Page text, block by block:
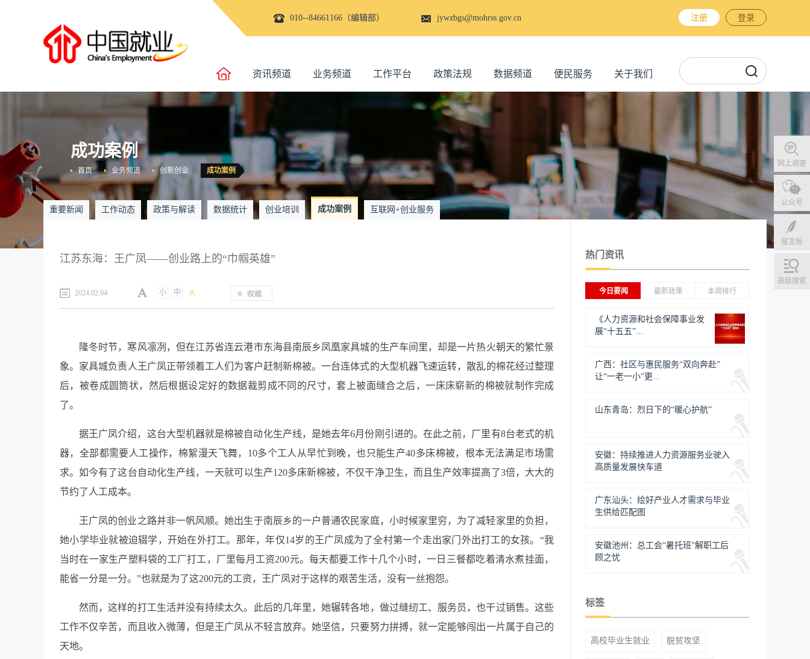
010--84661166（编辑部） jywzbgs@mohrss.gov.cn 注册 登录
资讯频道 业务频道 工作平台 政策法规 数据频道 便民服务 关于我们
网上调查
公众号
留言板
高级搜索
成功案例
成功案例
创新创业
业务频道
首页
重要新闻 工作动态 政策与解读 数据统计 创业培训 成功案例 互联网+创业服务
江苏东海：王广凤——创业路上的“巾帼英雄”
2024.02.04 小 中 大
隆冬时节，寒风凛冽，但在江苏省连云港市东海县南辰乡凤凰家具城的生产车间里，却是一片热火朝天的繁忙景
象。家具城负责人王广凤正带领着工人们为客户赶制新棉被。一台连体式的大型机器飞速运转，散乱的棉花经过整理
后，被卷成圆筒状，然后根据设定好的数据裁剪成不同的尺寸，套上被面缝合之后，一床床崭新的棉被就制作完成
了。
据王广凤介绍，这台大型机器就是棉被自动化生产线，是她去年6月份刚引进的。在此之前，厂里有8台老式的机
器，全部都需要人工操作，棉絮漫天飞舞，10多个工人从早忙到晚，也只能生产40多床棉被，根本无法满足市场需
求。如今有了这台自动化生产线，一天就可以生产120多床新棉被，不仅干净卫生，而且生产效率提高了3倍，大大的
节约了人工成本。
王广凤的创业之路并非一帆风顺。她出生于南辰乡的一户普通农民家庭，小时候家里穷，为了减轻家里的负担，
她小学毕业就被迫辍学，开始在外打工。那年，年仅14岁的王广凤成为了全村第一个走出家门外出打工的女孩。“我
当时在一家生产塑料袋的工厂打工，厂里每月工资200元。每天都要工作十几个小时，一日三餐都吃着清水煮挂面，
能省一分是一分。”也就是为了这200元的工资，王广凤对于这样的艰苦生活，没有一丝抱怨。
然而，这样的打工生活并没有持续太久。此后的几年里，她辗转各地，做过缝纫工、服务员，也干过销售。这些
工作不仅辛苦，而且收入微薄，但是王广凤从不轻言放弃。她坚信，只要努力拼搏，就一定能够闯出一片属于自己的
天地。
热门资讯
今日要闻 最新政策 本周排行
《人力资源和社会保障事业发
展“十五五”...
广西：社区与惠民服务“双向奔赴”
让“一老一小”更...
山东青岛：烈日下的“暖心护航”
安徽：持续推进人力资源服务业驶入
高质量发展快车道
广东汕头：绘好产业人才需求与毕业
生供给匹配图
安徽池州：总工会“暑托班”解职工后
顾之忧
标签
高校毕业生就业 脱贫攻坚